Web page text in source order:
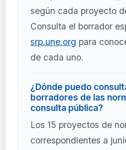
según cada proyecto
Consulta el borrador
srp.une.org para
de cada uno.
¿Dónde puedo
borradores de las
consulta pública?
Los 15 proyectos de
correspondientes a